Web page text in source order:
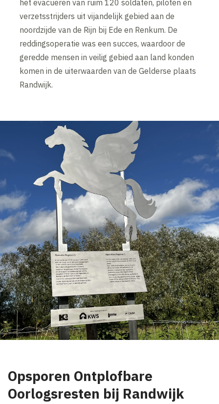
het evacueren van ruim 120 soldaten, piloten en
verzetsstrijders uit vijandelijk gebied aan de
noordzijde van de Rijn bij Ede en Renkum. De
reddingsoperatie was een succes, waardoor de
geredde mensen in veilig gebied aan land konden
komen in de uiterwaarden van de Gelderse plaats
Randwijk.
Opsporen Ontplofbare
Oorlogsresten bij Randwijk